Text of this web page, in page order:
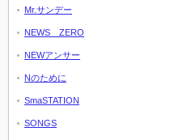
Mr.サンデー
NEWS ZERO
NEWアンサー
Nのために
SmaSTATION
SONGS